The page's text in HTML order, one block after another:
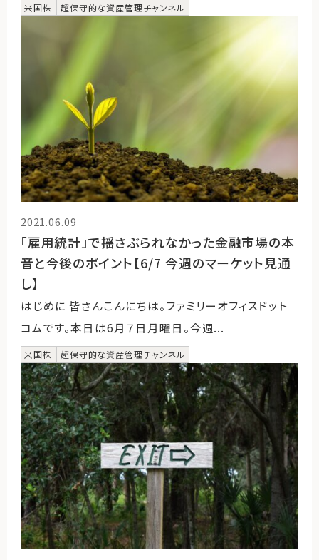
米国株 超保守的な資産管理チャンネル
2021.06.09
「雇用統計」で揺さぶられなかった金融市場の本
音と今後のポイント【6/7 今週のマーケット見通
し】
はじめに 皆さんこんにちは。ファミリーオフィスドット
コムです。本日は6月７日月曜日。今週...
米国株 超保守的な資産管理チャンネル